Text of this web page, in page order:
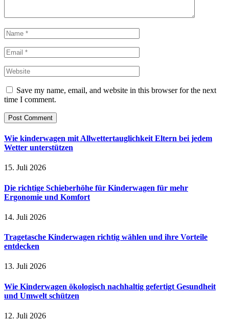
Save my name, email, and website in this browser for the next
time I comment.
Wie kinderwagen mit Allwettertauglichkeit Eltern bei jedem
Wetter unterstützen
15. Juli 2026
Die richtige Schieberhöhe für Kinderwagen für mehr
Ergonomie und Komfort
14. Juli 2026
Tragetasche Kinderwagen richtig wählen und ihre Vorteile
entdecken
13. Juli 2026
Wie Kinderwagen ökologisch nachhaltig gefertigt Gesundheit
und Umwelt schützen
12. Juli 2026